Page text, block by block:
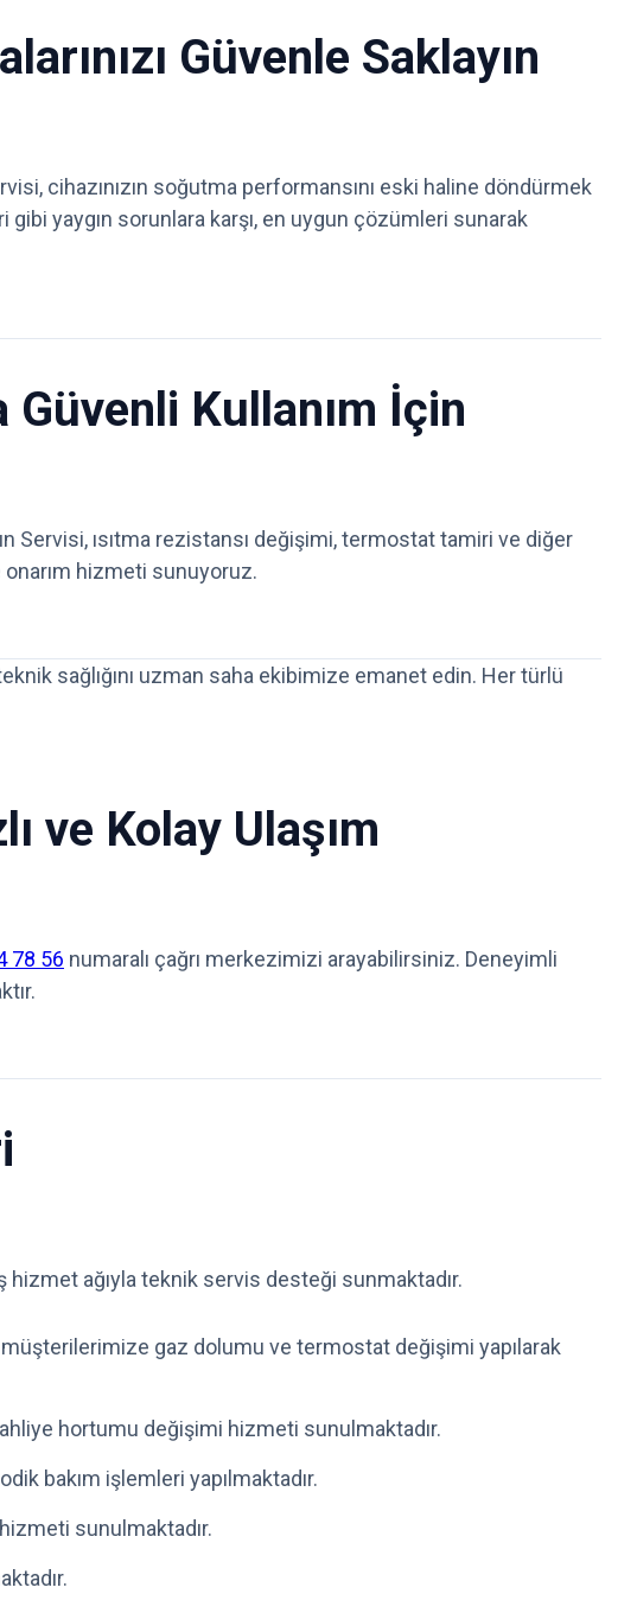
Güvenle Saklayın
cihazınızın soğutma performansını eski haline döndürmek
yaygın sorunlara karşı, en uygun çözümleri sunarak
Güvenli Kullanım İçin
Servisi, ısıtma rezistansı değişimi, termostat tamiri ve diğer
onarım hizmeti sunuyoruz.
sağlığını uzman saha ekibimize emanet edin. Her türlü
ve Kolay Ulaşım
78 56 numaralı çağrı merkezimizi arayabilirsiniz. Deneyimli
hizmet ağıyla teknik servis desteği sunmaktadır.
müşterilerimize gaz dolumu ve termostat değişimi yapılarak
hortumu değişimi hizmeti sunulmaktadır.
bakım işlemleri yapılmaktadır.
sunulmaktadır.